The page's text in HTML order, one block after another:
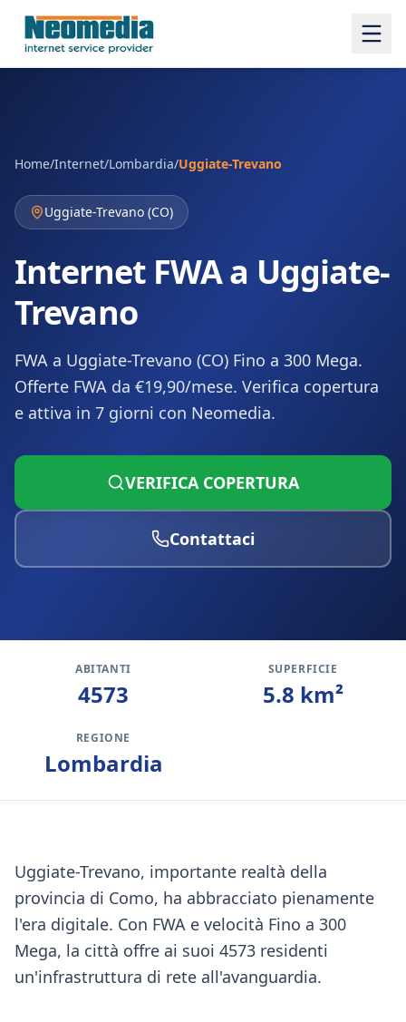
Home/Internet/Lombardia/Uggiate-Trevano
Uggiate-Trevano (CO)
Internet FWA a Uggiate-
Trevano
FWA a Uggiate-Trevano (CO) Fino a 300 Mega.
Offerte FWA da €19,90/mese. Verifica copertura
e attiva in 7 giorni con Neomedia.
VERIFICA COPERTURA
Contattaci
ABITANTI
4573
SUPERFICIE
5.8 km²
REGIONE
Lombardia
Uggiate-Trevano, importante realtà della
provincia di Como, ha abbracciato pienamente
l'era digitale. Con FWA e velocità Fino a 300
Mega, la città offre ai suoi 4573 residenti
un'infrastruttura di rete all'avanguardia.